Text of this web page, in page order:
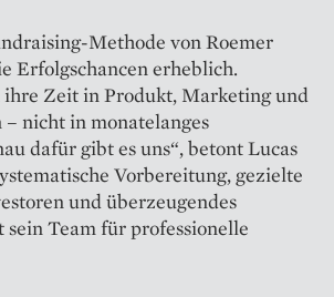
Methode von Roemer
Erfolgschancen erheblich.
ihre Zeit in Produkt, Marketing und
– nicht in monatelanges
dafür gibt es uns“, betont Lucas
Vorbereitung, gezielte
und überzeugendes
Team für professionelle